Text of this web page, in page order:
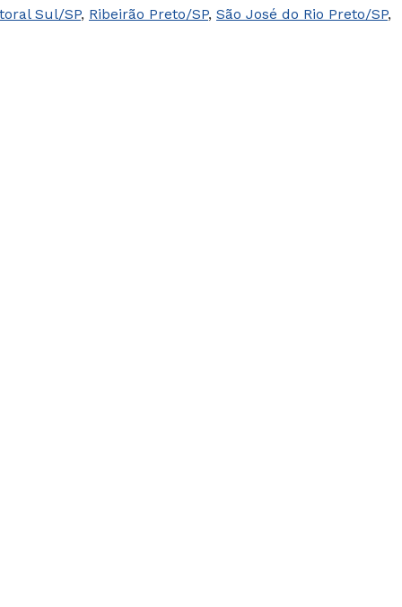
Sul/SP, Ribeirão Preto/SP, São José do Rio Preto/SP,